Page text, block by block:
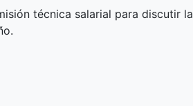
técnica salarial para discutir la